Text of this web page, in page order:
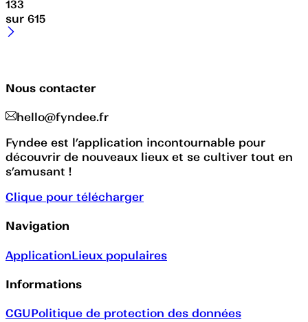
133
sur 615
Nous contacter
hello@fyndee.fr
Fyndee est l’application incontournable pour
découvrir de nouveaux lieux et se cultiver tout en
s’amusant !
Clique pour télécharger
Navigation
ApplicationLieux populaires
Informations
CGUPolitique de protection des données